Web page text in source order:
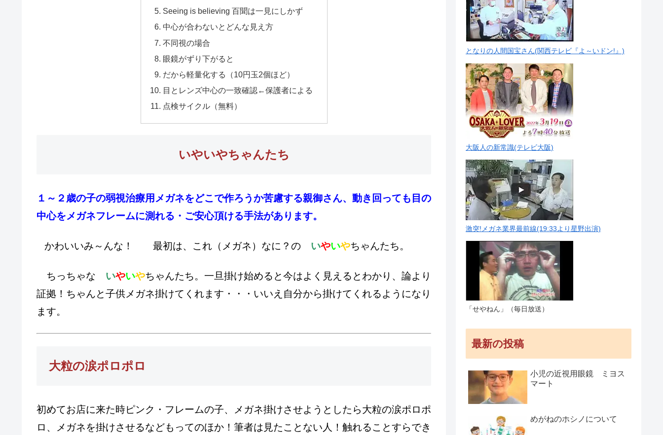
Seeing is believing 百聞は一見にしかず
中心が合わないとどんな見え方
不同視の場合
眼鏡がずり下がると
だから軽量化する（10円玉2個ほど）
目とレンズ中心の一致確認←保護者による
点検サイクル（無料）
いやいやちゃんたち
１～２歳の子の弱視治療用メガネをどこで作ろうか苦慮する親御さん、動き回っても目の
中心をメガネフレームに測れる・ご安心頂ける手法があります。
かわいいみ～んな！ 最初は、これ（メガネ）なに？の いやいやちゃんたち。
ちっちゃな いやいやちゃんたち。一旦掛け始めると今はよく見えるとわかり、論より
証拠！ちゃんと子供メガネ掛けてくれます・・・いいえ自分から掛けてくれるようになり
ます。
大粒の涙ポロポロ
初めてお店に来た時ピンク・フレームの子、メガネ掛けさせようとしたら大粒の涙ポロポ
ロ、メガネを掛けさせるなどもってのほか！筆者は見たことない人！触れることすらでき
となりの人間国宝さん(関西テレビ『よ～いドン!』)
大阪人の新常識(テレビ大阪)
激突!メガネ業界最前線(19:33より星野出演)
「せやねん」（毎日放送）
最新の投稿
小児の近視用眼鏡 ミヨス
マート
めがねのホシノについて